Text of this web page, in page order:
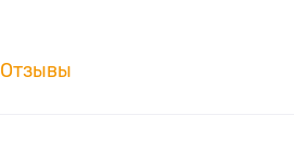
Отзывы